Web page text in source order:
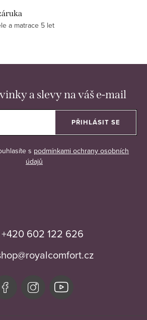
a matrace 5 let
a slevy na váš e-mail
s podmínkami ochrany osobních
údajů
PŘIHLÁSIT SE
+420 602 122 626
@royalcomfort.cz